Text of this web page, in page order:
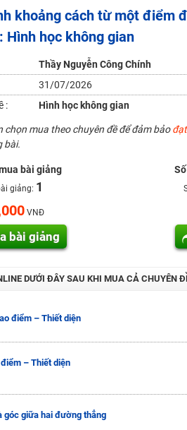
THPT - ĐH ít nhất 25 điểm
học tại Tuyensinh247 (Từ 16-18/07/2025)
- Anh năm 2018
Lý với giáo viên giỏi và nổi tiếng
khoảng cách từ một điểm
Hình học không gian
Thầy Nguyễn Công Chính
31/07/2026
:
Hình học không gian
chọn mua theo chuyên đề để đảm bảo
bài.
bài giảng
giảng: 1
VNĐ
bài giảng
DƯỚI ĐÂY SAU KHI MUA CẢ CHUYÊN
điểm – Thiết diện
– Thiết diện
góc giữa hai đường thẳng